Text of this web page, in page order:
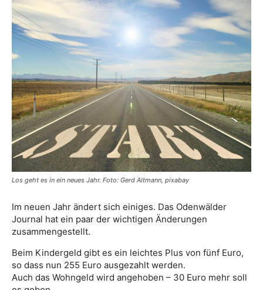
Los geht es in ein neues Jahr. Foto: Gerd Altmann, pixabay
Im neuen Jahr ändert sich einiges. Das Odenwälder
Journal hat ein paar der wichtigen Änderungen
zusammengestellt.
Beim Kindergeld gibt es ein leichtes Plus von fünf Euro,
so dass nun 255 Euro ausgezahlt werden.
Auch das Wohngeld wird angehoben – 30 Euro mehr soll